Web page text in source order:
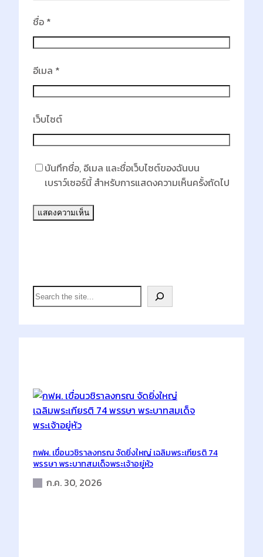
ชื่อ *
อีเมล *
เว็บไซต์
บันทึกชื่อ, อีเมล และชื่อเว็บไซต์ของฉันบน
เบราว์เซอร์นี้ สำหรับการแสดงความเห็นครั้งถัดไป
S
e
a
r
กฟผ. เขื่อนวชิราลงกรณ จัดยิ่งใหญ่ เฉลิมพระเกียรติ 74
พรรษา พระบาทสมเด็จพระเจ้าอยู่หัว
ก.ค. 30, 2026